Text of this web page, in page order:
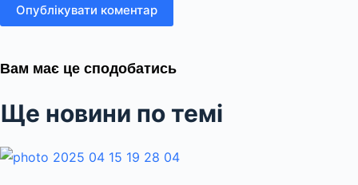
Опублікувати коментар
Вам має це сподобатись
Ще новини по темі